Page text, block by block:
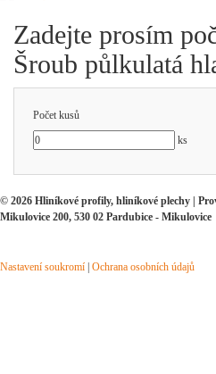
Zadejte prosím
Šroub půlkulatá
Počet kusů
ks
© 2026 Hliníkové profily, hliníkové plechy |
Mikulovice 200, 530 02 Pardubice - Mikulovice
Nastavení soukromí Ochrana osobních údajů